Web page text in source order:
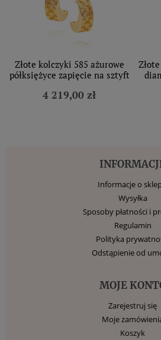
Złote kolczyki 585 ażurowe
półksiężyce zapięcie na sztyft
4 219,00 zł
Informacje o
Wysyłka
Sposoby płatności i
Regulamin
Polityka
Odstąpienie od
MOJE
Zarejestruj się
Moje
Koszyk